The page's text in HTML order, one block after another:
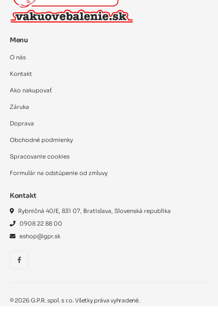
Menu
O nás
Kontakt
Ako nakupovať
Záruka
Doprava
Obchodné podmienky
Spracovanie cookies
Formulár na odstúpenie od zmluvy
Kontakt
Rybničná 40/E, 831 07, Bratislava, Slovenská republika
0908 22 88 00
eshop@gpr.sk
© 2026 G.P.R. spol. s r.o. Všetky práva vyhradené.